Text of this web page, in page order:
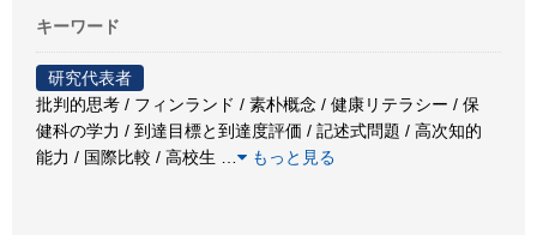
キーワード
研究代表者
批判的思考 / フィンランド / 素朴概念 / 健康リテラシー / 保
健科の学力 / 到達目標と到達度評価 / 記述式問題 / 高次知的
能力 / 国際比較 / 高校生
もっと見る